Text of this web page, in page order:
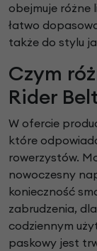
obejmuje różne
łatwo
także do stylu
Czym
Rider
W ofercie
które
rowerzystów.
nowoczesny
konieczność
zabrudzenia,
codziennym
paskowy jest